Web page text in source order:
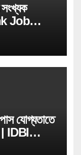
Job
যোগ্যতাতে
| IDBI